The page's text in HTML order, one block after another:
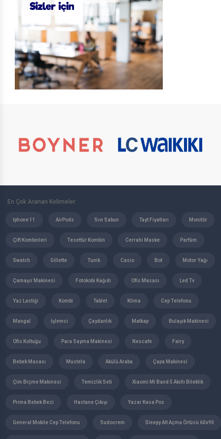
En Çok Aranan Kelimeler:
Iphone 11 AirPods Sıvı Sabun Tayt Fiyatları Monitör
Çift Kombinleri Tesettür Kombin Cerrahi Maske Parfüm
Swatch Gillette Tunik Casio Bot Motor Yağı
Çamaşır Makinesi Fotokobi Kağıdı Ofis Masası Led Tv
Yaz Lastiği Kombi Tablet Klima Cep Telefonu
Mangal İşlemci Çaydanlık Matkap Bulaşık Makinesi
Ofis Koltuğu Para Sayma Makinesi Nescafe Fairy
Bebek Masası Mustela Akülü Araba Çapa Makinesi
Çim Biçme Makinesi Temizlik Seti Xiaomi Mi Band 5 Akıllı Bileklik
Prima Bebek Bezi Hastane Çıkışı Yazar Kasa Pos
General Mobile Cep Telefonu Sudocrem Sleepy Alt Açma Örtüsü 60x90